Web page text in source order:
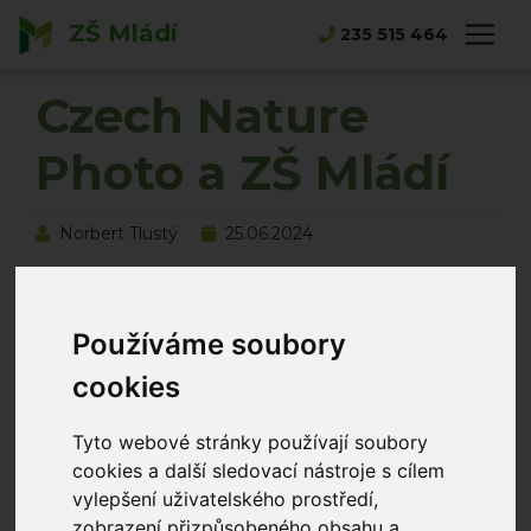
Používáme soubory
cookies
Tyto webové stránky používají soubory
cookies a další sledovací nástroje s cílem
vylepšení uživatelského prostředí,
ZŠ Mládí 235 515 464
Hlavní strana
Novinky
Czech Nature
Photo a ZŠ Mládí
Norbert Tlustý 25.06.2024